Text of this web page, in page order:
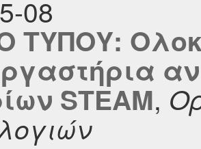
08
ΤΥΠΟΥ:
STEΑM,